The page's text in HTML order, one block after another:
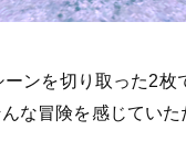
ンを切り取った2
な冒険を感じてい